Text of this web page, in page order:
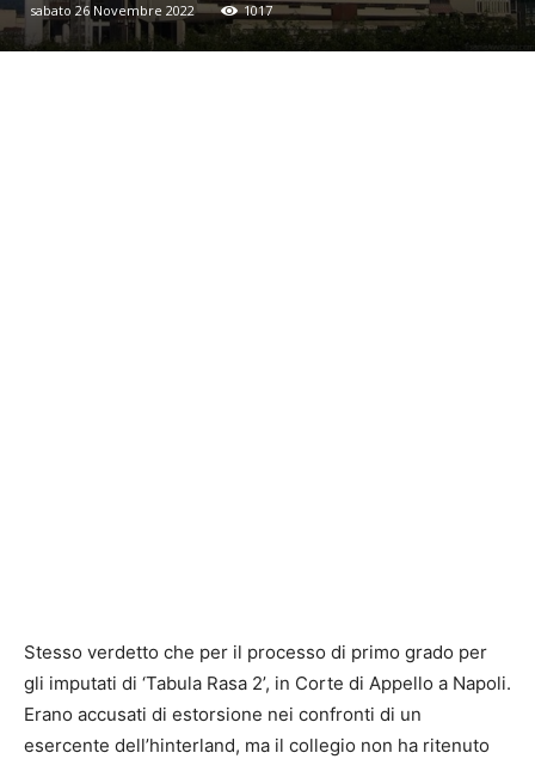
sabato 26 Novembre 2022 1017
Stesso verdetto che per il processo di primo grado per
gli imputati di ‘Tabula Rasa 2’, in Corte di Appello a Napoli.
Erano accusati di estorsione nei confronti di un
esercente dell’hinterland, ma il collegio non ha ritenuto